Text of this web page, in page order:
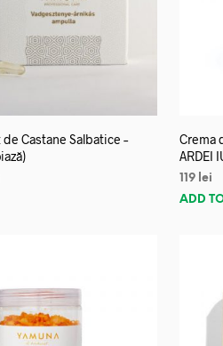
Castane Salbatice –
Crema
ARDEI
119 lei
ADD TO